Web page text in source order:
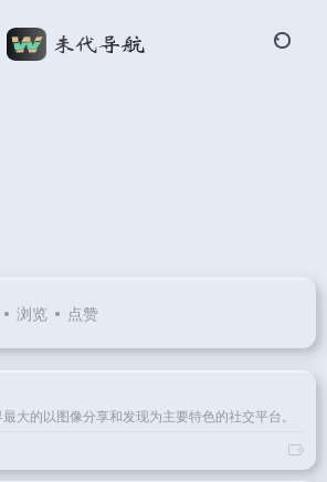
浏览 点赞
大的以图像分享和发现为主要特色的社交平台。